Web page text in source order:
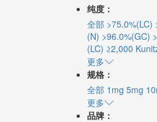
纯度：
全部 >75.0%(LC)
(N) >96.0%(GC)
(LC) ≥2,000
更多
规格：
全部 1mg 5mg
更多
品牌：